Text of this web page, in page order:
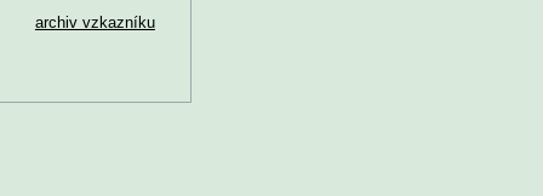
archiv vzkazníku